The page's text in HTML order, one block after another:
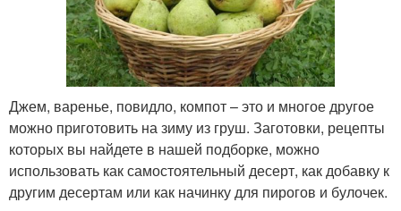
Джем, варенье, повидло, компот – это и многое другое
можно приготовить на зиму из груш. Заготовки, рецепты
которых вы найдете в нашей подборке, можно
использовать как самостоятельный десерт, как добавку к
другим десертам или как начинку для пирогов и булочек.